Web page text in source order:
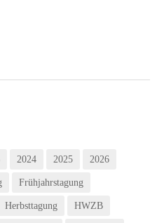
2024 2025 2026
Frühjahrstagung
Herbsttagung HWZB